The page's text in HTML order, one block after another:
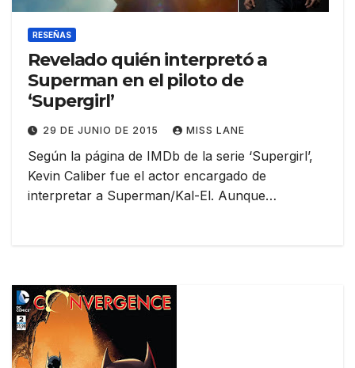
RESEÑAS
Revelado quién interpretó a
Superman en el piloto de
‘Supergirl’
29 DE JUNIO DE 2015 MISS LANE
Según la página de IMDb de la serie ‘Supergirl’,
Kevin Caliber fue el actor encargado de
interpretar a Superman/Kal-El. Aunque…